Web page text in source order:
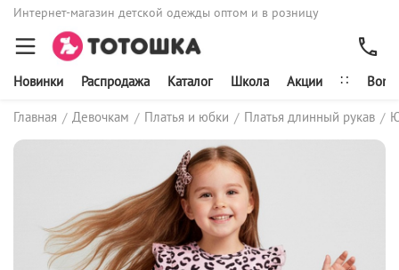
Интернет-магазин детской одежды оптом и в розницу
Новинки Распродажа Каталог Школа Акции ∷
Главная / Девочкам / Платья и юбки / Платья длинный рукав /